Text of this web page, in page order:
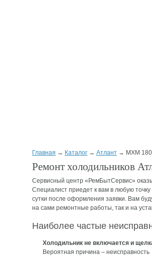
Главная → Каталог → Атлант → МХМ
Ремонт холодильников
Сервисный центр «РемБытСервис»
Специалист приедет к вам в любую
сутки после оформления заявки. Вам
на сами ремонтные работы, так и на
Наиболее частые
Холодильник не включается и
Вероятная причина – неисправность